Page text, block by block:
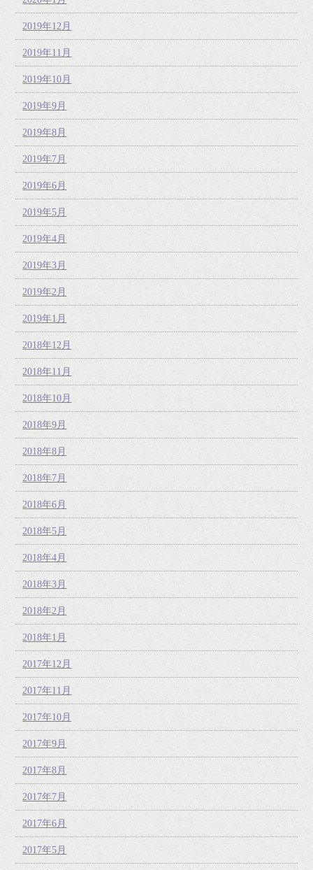
2019年12月
2019年11月
2019年10月
2019年9月
2019年8月
2019年7月
2019年6月
2019年5月
2019年4月
2019年3月
2019年2月
2019年1月
2018年12月
2018年11月
2018年10月
2018年9月
2018年8月
2018年7月
2018年6月
2018年5月
2018年4月
2018年3月
2018年2月
2018年1月
2017年12月
2017年11月
2017年10月
2017年9月
2017年8月
2017年7月
2017年6月
2017年5月